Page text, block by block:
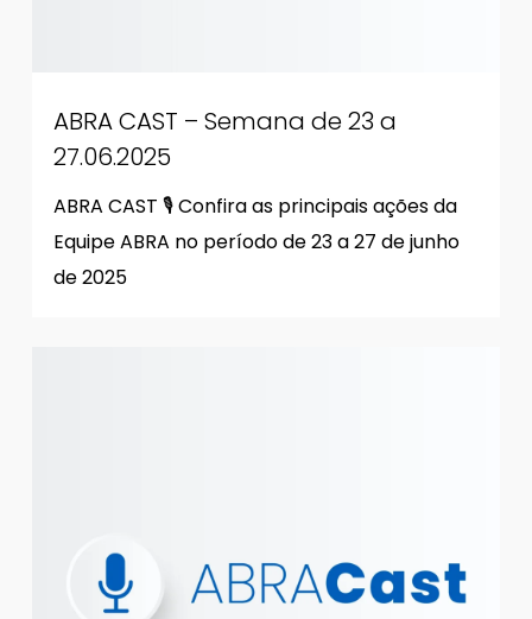
ABRA CAST – Semana de 23 a
27.06.2025
ABRA CAST 🎙 Confira as principais ações da
Equipe ABRA no período de 23 a 27 de junho
de 2025